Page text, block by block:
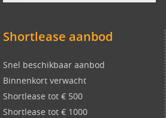
Shortlease aanbod
Snel beschikbaar aanbod
Binnenkort verwacht
Shortlease tot € 500
Shortlease tot € 1000